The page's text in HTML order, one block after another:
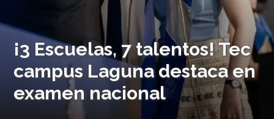
¡3 Escuelas, 7 talentos! Tec
campus Laguna destaca en
examen nacional